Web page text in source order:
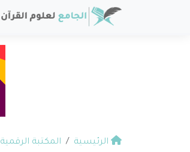
الرئيسية المكتبة الرقمية